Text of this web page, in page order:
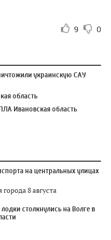
9 0
украинскую САУ
область
Ивановская область
на центральных улицах
8 августа
столкнулись на Волге в